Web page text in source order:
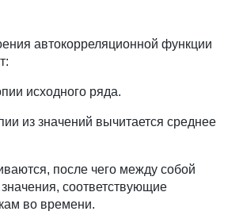
автокорреляционной функции
исходного ряда.
из значений вычитается среднее
после чего между собой
соответствующие
во времени.